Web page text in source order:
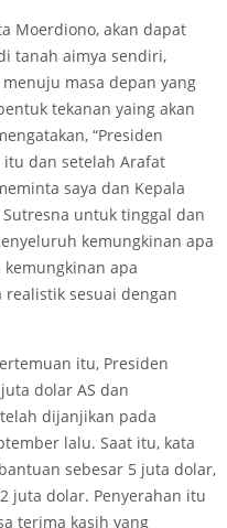
Moerdiono, akan dapat
tanah aimya sendiri,
masa depan yang
tekanan yaing akan
“Presiden
dan setelah Arafat
saya dan Kepala
Sutresna untuk tinggal dan
kemungkinan apa
apa
sesuai dengan
itu, Presiden
dolar AS dan
dijanjikan pada
lalu. Saat itu, kata
sebesar 5 juta dolar,
juta dolar. Penyerahan itu
terima kasih yang